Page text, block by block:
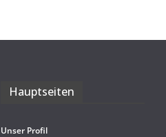
Haupt­sei­ten
Unser Pro­fil